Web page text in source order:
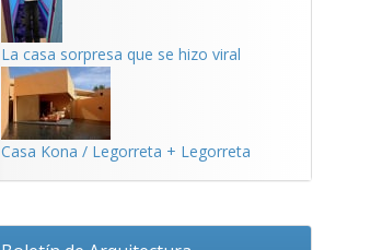
La casa sorpresa que se hizo viral
Casa Kona / Legorreta + Legorreta